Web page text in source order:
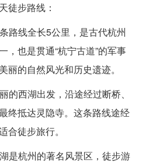
徒步路线：
路线全长5公里，是古代杭州
，也是贯通“杭宁古道”的军事
丽的自然风光和历史遗迹。
的西湖出发，沿途经过断桥、
终抵达灵隐寺。这条路线途经
合徒步旅行。
是杭州的著名风景区，徒步游